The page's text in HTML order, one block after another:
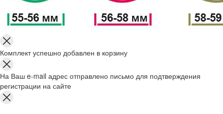
Комплект успешно добавлен в корзину
На Ваш e-mail адрес отправлено письмо для подтверждения
регистрации на сайте